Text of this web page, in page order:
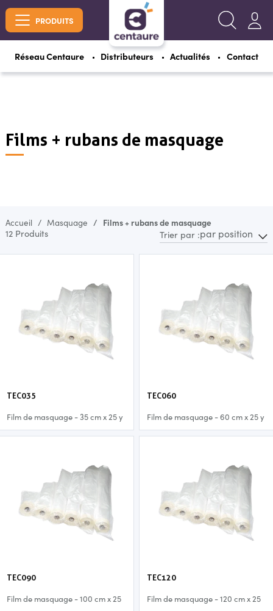
PRODUITS
Réseau Centaure Distributeurs Actualités Contact
Films + rubans de masquage
Accueil Masquage
Films + rubans de masquage
12 Produits
Trier par :par position
TEC035
Film de masquage - 35 cm x 25 y
TEC060
Film de masquage - 60 cm x 25 y
TEC090
Film de masquage - 100 cm x 25
TEC120
Film de masquage - 120 cm x 25